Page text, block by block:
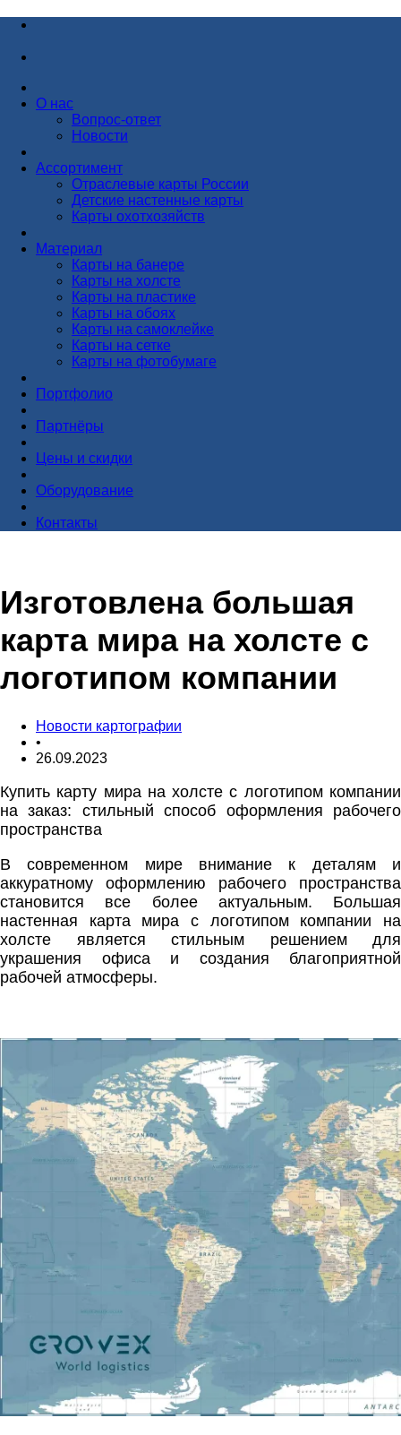
О нас
Вопрос-ответ
Новости
Ассортимент
Отраслевые карты России
Детские настенные карты
Карты охотхозяйств
Материал
Карты на банере
Карты на холсте
Карты на пластике
Карты на обоях
Карты на самоклейке
Карты на сетке
Карты на фотобумаге
Портфолио
Партнёры
Цены и скидки
Оборудование
Контакты
Изготовлена большая
карта мира на холсте с
логотипом компании
Новости картографии
•
26.09.2023
Купить карту мира на холсте с логотипом компании
на заказ: стильный способ оформления рабочего
пространства
В современном мире внимание к деталям и
аккуратному оформлению рабочего пространства
становится все более актуальным. Большая
настенная карта мира с логотипом компании на
холсте является стильным решением для
украшения офиса и создания благоприятной
рабочей атмосферы.